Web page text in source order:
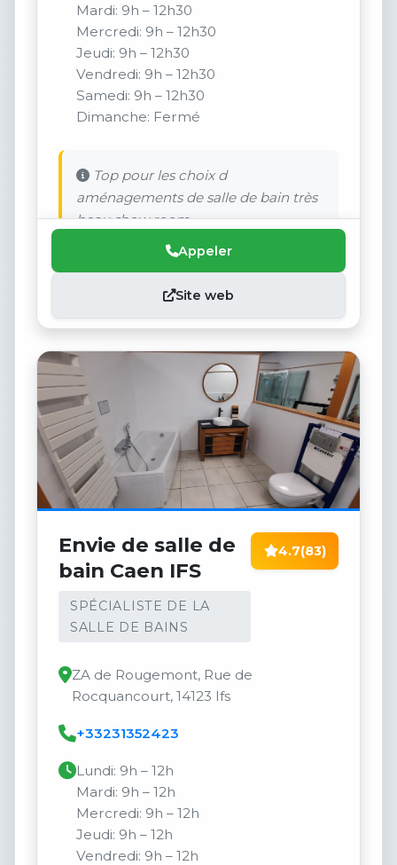
Mardi: 9h – 12h30
Mercredi: 9h – 12h30
Jeudi: 9h – 12h30
Vendredi: 9h – 12h30
Samedi: 9h – 12h30
Dimanche: Fermé
Top pour les choix d
aménagements de salle de bain très
beau show room
Appeler
Site web
Envie de salle de
bain Caen IFS
SPÉCIALISTE DE LA
SALLE DE BAINS
4.7(83)
ZA de Rougemont, Rue de
Rocquancourt, 14123 Ifs
+33231352423
Lundi: 9h – 12h
Mardi: 9h – 12h
Mercredi: 9h – 12h
Jeudi: 9h – 12h
Vendredi: 9h – 12h